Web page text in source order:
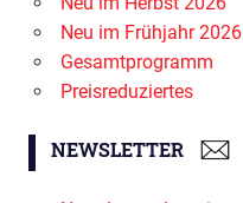
Neu im Frühjahr 2026
Gesamtprogramm
Preisreduziertes
NEWSLETTER